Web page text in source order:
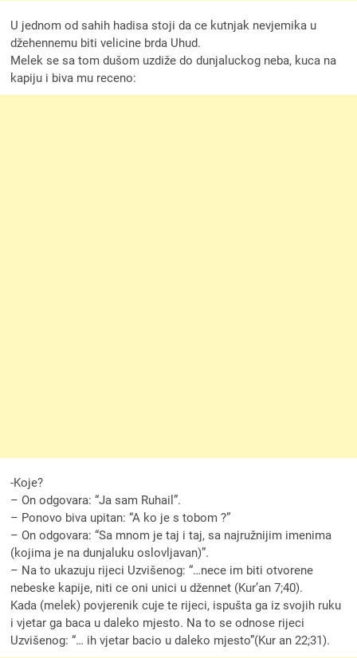
U jednom od sahih hadisa stoji da ce kutnjak nevjemika u
džehennemu biti velicine brda Uhud.
Melek se sa tom dušom uzdiže do dunjaluckog neba, kuca na
kapiju i biva mu receno:
-Koje?
– On odgovara: “Ja sam Ruhail”.
– Ponovo biva upitan: “A ko je s tobom ?”
– On odgovara: “Sa mnom je taj i taj, sa najružnijim imenima
(kojima je na dunjaluku oslovljavan)”.
– Na to ukazuju rijeci Uzvišenog: “…nece im biti otvorene
nebeske kapije, niti ce oni unici u džennet (Kur’an 7;40).
Kada (melek) povjerenik cuje te rijeci, ispušta ga iz svojih ruku
i vjetar ga baca u daleko mjesto. Na to se odnose rijeci
Uzvišenog: “… ih vjetar bacio u daleko mjesto”(Kur an 22;31).